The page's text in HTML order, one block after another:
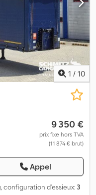
1 / 10
9 350 €
prix fixe hors TVA
(11 874 € brut)
Appel
, configuration d'essieux: 3